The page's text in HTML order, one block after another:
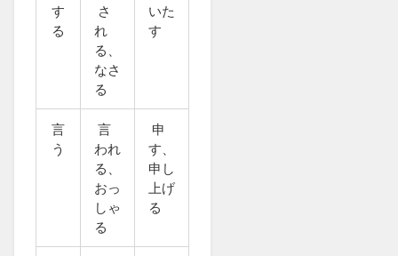
す
る
さ
れ
る、
なさ
る
いた
す
言
う
言
われ
る、
おっ
しゃ
る
申
す、
申し
上げ
る